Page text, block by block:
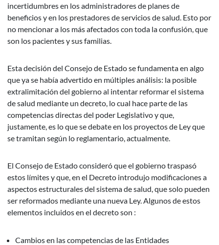
incertidumbres en los administradores de planes de
beneficios y en los prestadores de servicios de salud. Esto por
no mencionar a los más afectados con toda la confusión, que
son los pacientes y sus familias.
Esta decisión del Consejo de Estado se fundamenta en algo
que ya se había advertido en múltiples análisis: la posible
extralimitación del gobierno al intentar reformar el sistema
de salud mediante un decreto, lo cual hace parte de las
competencias directas del poder Legislativo y que,
justamente, es lo que se debate en los proyectos de Ley que
se tramitan según lo reglamentario, actualmente.
El Consejo de Estado consideró que el gobierno traspasó
estos límites y que, en el Decreto introdujo modificaciones a
aspectos estructurales del sistema de salud, que solo pueden
ser reformados mediante una nueva Ley. Algunos de estos
elementos incluidos en el decreto son :
Cambios en las competencias de las Entidades